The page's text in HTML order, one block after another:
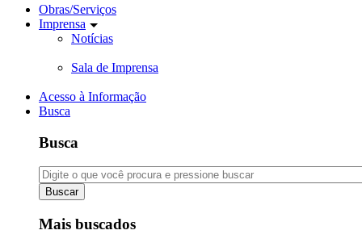
Obras/Serviços
Imprensa
Notícias
Sala de Imprensa
Acesso à Informação
Busca
Busca
Buscar
Mais buscados